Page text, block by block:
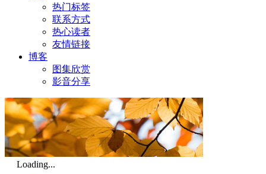
热门标签
联系方式
热心读者
友情链接
博客
图集欣赏
影音分享
Loading...